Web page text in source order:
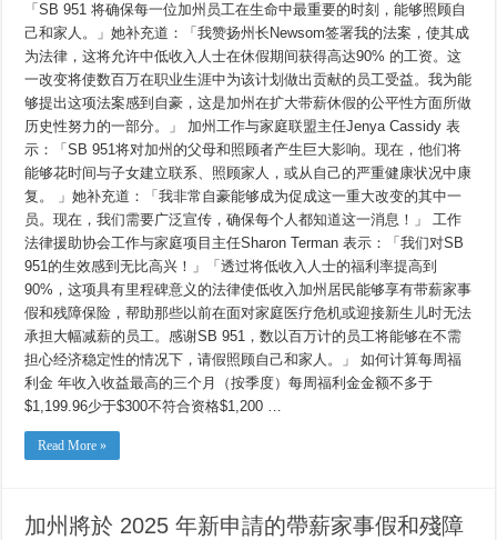
「SB 951 将确保每一位加州员工在生命中最重要的时刻，能够照顾自
己和家人。」她补充道：「我赞扬州长Newsom签署我的法案，使其成
为法律，这将允许中低收入人士在休假期间获得高达90% 的工资。这
一改变将使数百万在职业生涯中为该计划做出贡献的员工受益。我为能
够提出这项法案感到自豪，这是加州在扩大带薪休假的公平性方面所做
历史性努力的一部分。」 加州工作与家庭联盟主任Jenya Cassidy 表
示：「SB 951将对加州的父母和照顾者产生巨大影响。现在，他们将
能够花时间与子女建立联系、照顾家人，或从自己的严重健康状况中康
复。 」她补充道：「我非常自豪能够成为促成这一重大改变的其中一
员。现在，我们需要广泛宣传，确保每个人都知道这一消息！」 工作
法律援助协会工作与家庭项目主任Sharon Terman 表示：「我们对SB
951的生效感到无比高兴！」「透过将低收入人士的福利率提高到
90%，这项具有里程碑意义的法律使低收入加州居民能够享有带薪家事
假和残障保险，帮助那些以前在面对家庭医疗危机或迎接新生儿时无法
承担大幅减薪的员工。感谢SB 951，数以百万计的员工将能够在不需
担心经济稳定性的情况下，请假照顾自己和家人。」 如何计算每周福
利金 年收入收益最高的三个月（按季度）每周福利金金额不多于
$1,199.96少于$300不符合资格$1,200 …
Read More »
加州將於 2025 年新申請的帶薪家事假和殘障